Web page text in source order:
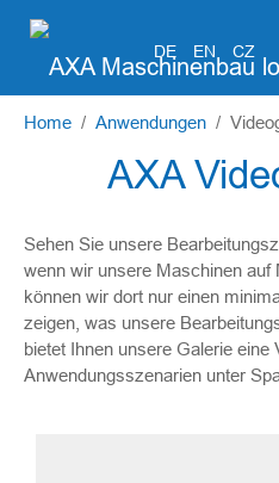
DE EN CZ
Home Anwendungen
AXA
Sehen Sie unsere
wenn wir unsere Maschinen auf
können wir dort nur einen
zeigen, was unsere
bietet Ihnen unsere Galerie eine
Anwendungsszenarien unter